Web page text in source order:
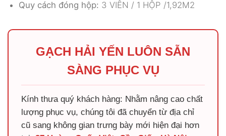
Quy cách đóng hộp: 3 VIÊN / 1 HỘP /1,92M2
GẠCH HẢI YẾN LUÔN SẴN
SÀNG PHỤC VỤ
Kính thưa quý khách hàng: Nhằm nâng cao chất
lượng phục vụ, chúng tôi đã chuyển từ địa chỉ
cũ sang không gian trưng bày mới hiện đại hơn